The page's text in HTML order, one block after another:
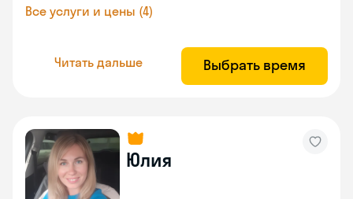
Все услуги и цены (4)
Читать дальше Выбрать время
Юлия